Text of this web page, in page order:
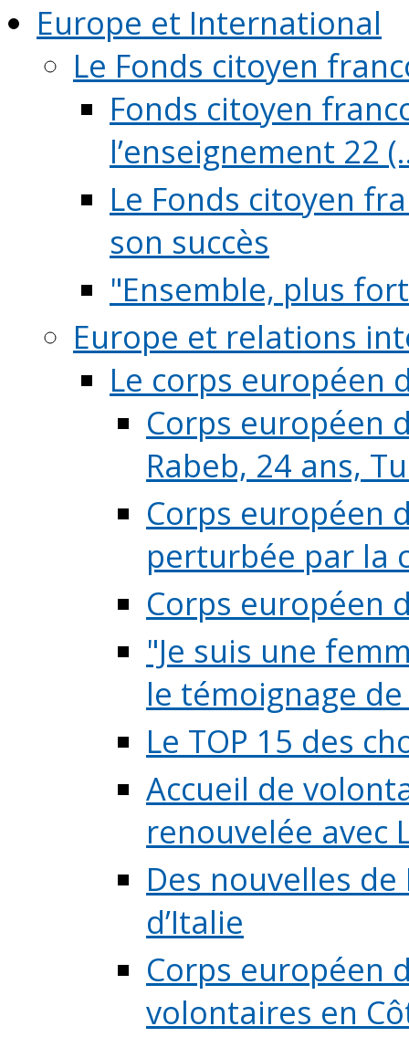
Europe et International
Le Fonds citoyen
Fonds citoyen
l’enseignement 22
Le Fonds citoyen
son succès
"Ensemble, plus
Europe et relations
Le corps européen
Corps européen
Rabeb, 24 ans,
Corps européen
perturbée par la
Corps européen
"Je suis une
le témoignage de
Le TOP 15 des
Accueil de
renouvelée avec
Des nouvelles
d’Italie
Corps européen
volontaires en